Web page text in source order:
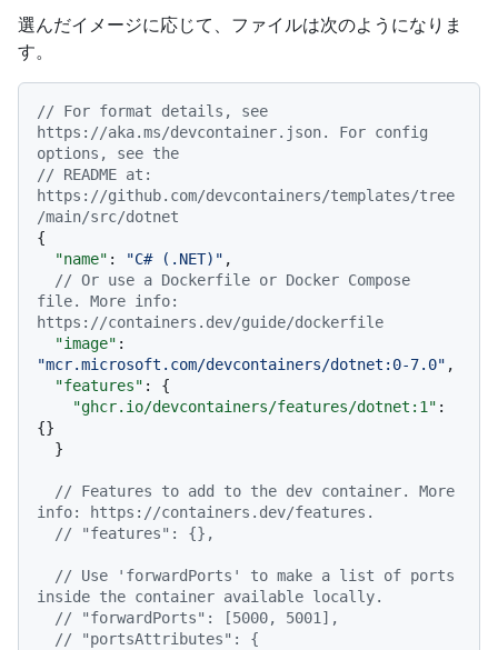
選んだイメージに応じて、ファイルは次のようになりま
す。
// For format details, see
https://aka.ms/devcontainer.json. For config
options, see the
// README at:
https://github.com/devcontainers/templates/tree
/main/src/dotnet
{
"name" : "C# (.NET)" ,
// Or use a Dockerfile or Docker Compose
file. More info:
https://containers.dev/guide/dockerfile
"image" :
"mcr.microsoft.com/devcontainers/dotnet:0-7.0" ,
"features" :
{
"ghcr.io/devcontainers/features/dotnet:1" :
{}
}
// Features to add to the dev container. More
info: https://containers.dev/features.
// "features": {},
// Use 'forwardPorts' to make a list of ports
inside the container available locally.
// "forwardPorts": [5000, 5001],
// "portsAttributes": {